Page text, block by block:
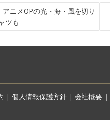
アニメOPの光・海・風を切り
ツも
| 個人情報保護方針| 会社概要|